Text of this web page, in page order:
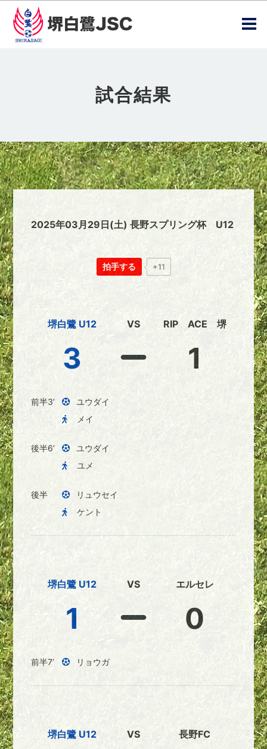
試合結果
2025年03月29日(土) 長野スプリング杯 U12
拍手する +11
堺白鷺 U12
3
VS RIP ACE 堺
1
前半3’
ユウダイ
メイ
後半6’
ユウダイ
ユメ
後半
リュウセイ
ケント
堺白鷺 U12
1
VS エルセレ
0
前半7’ リョウガ
堺白鷺 U12 VS 長野FC